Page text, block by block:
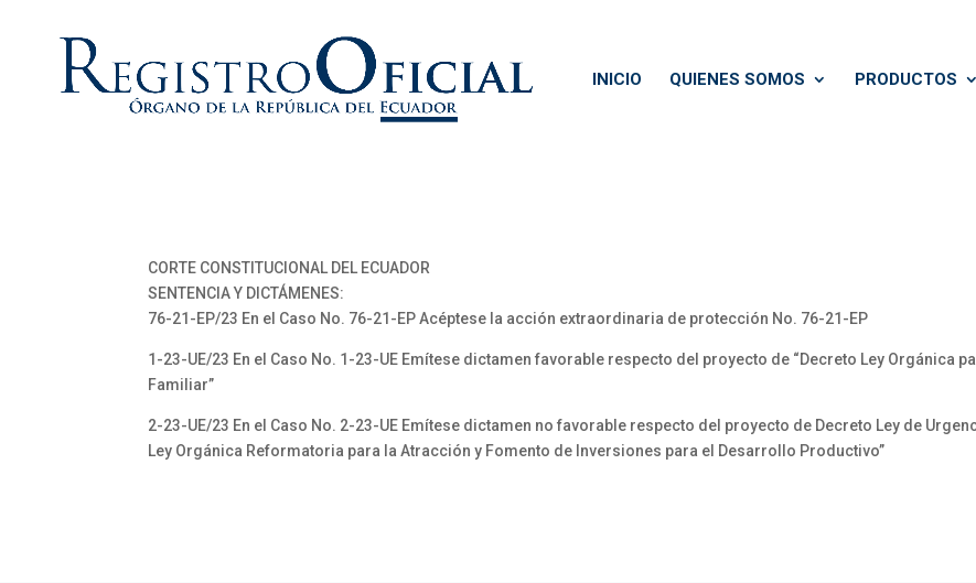
INICIO QUIENES SOMOS PRODUCTOS
CORTE CONSTITUCIONAL DEL ECUADOR
SENTENCIA Y DICTÁMENES:
76-21-EP/23 En el Caso No. 76-21-EP Acéptese la acción extraordinaria de protección No. 76-21-EP
1-23-UE/23 En el Caso No. 1-23-UE Emítese dictamen favorable respecto del proyecto de “Decreto Ley Orgánica
Familiar”
2-23-UE/23 En el Caso No. 2-23-UE Emítese dictamen no favorable respecto del proyecto de Decreto Ley de
Ley Orgánica Reformatoria para la Atracción y Fomento de Inversiones para el Desarrollo Productivo”